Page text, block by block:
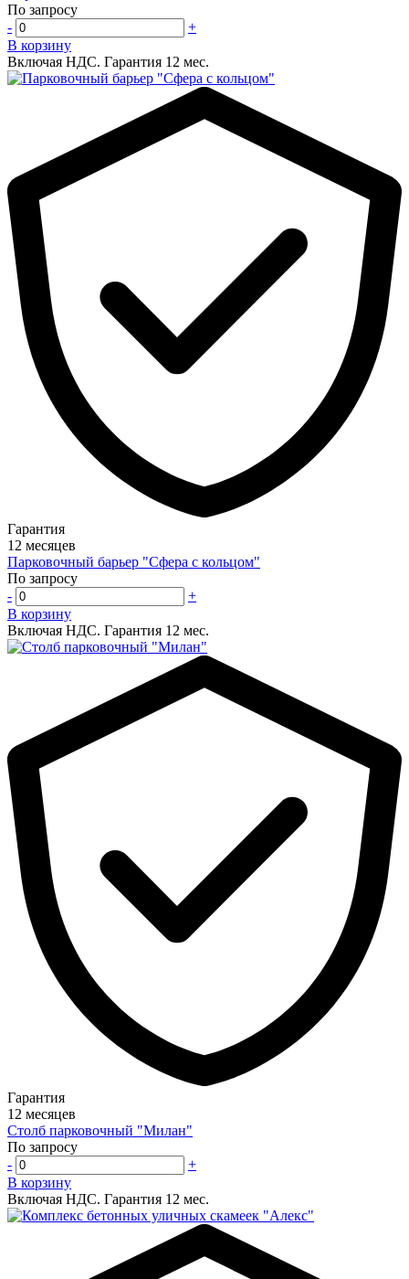
По запросу
-
+
В корзину
Включая НДС. Гарантия 12 мес.
Гарантия
12 месяцев
Парковочный барьер "Сфера с кольцом"
По запросу
-
+
В корзину
Включая НДС. Гарантия 12 мес.
Гарантия
12 месяцев
Столб парковочный "Милан"
По запросу
-
+
В корзину
Включая НДС. Гарантия 12 мес.